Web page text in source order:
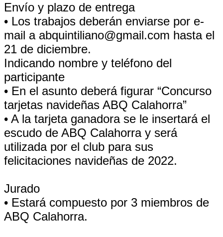
Envío y plazo de entrega
• Los trabajos deberán enviarse por e-
mail a abquintiliano@gmail.com hasta el
21 de diciembre.
Indicando nombre y teléfono del
participante
• En el asunto deberá figurar “Concurso
tarjetas navideñas ABQ Calahorra”
• A la tarjeta ganadora se le insertará el
escudo de ABQ Calahorra y será
utilizada por el club para sus
felicitaciones navideñas de 2022.
Jurado
• Estará compuesto por 3 miembros de
ABQ Calahorra.